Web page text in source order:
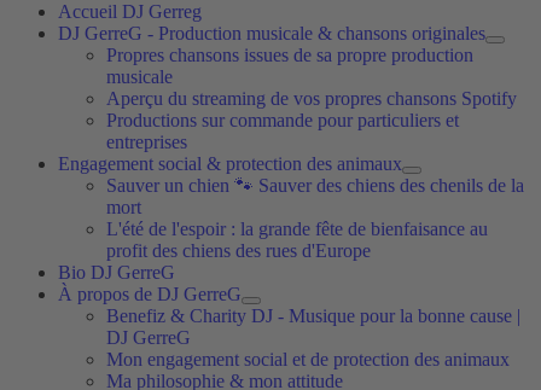
Accueil DJ Gerreg
DJ GerreG - Production musicale & chansons originales
Propres chansons issues de sa propre production
musicale
Aperçu du streaming de vos propres chansons Spotify
Productions sur commande pour particuliers et
entreprises
Engagement social & protection des animaux
Sauver un chien 🐾 Sauver des chiens des chenils de la
mort
L'été de l'espoir : la grande fête de bienfaisance au
profit des chiens des rues d'Europe
Bio DJ GerreG
À propos de DJ GerreG
Benefiz & Charity DJ - Musique pour la bonne cause |
DJ GerreG
Mon engagement social et de protection des animaux
Ma philosophie & mon attitude